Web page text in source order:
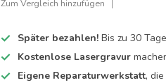
Zum Vergleich hinzufügen
Später bezahlen! Bis zu 30
Kostenlose Lasergravur
Eigene Reparaturwerkstatt,